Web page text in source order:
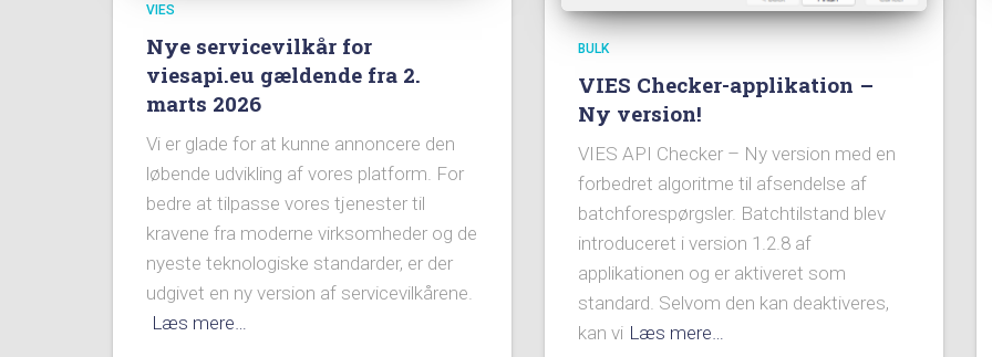
VIES
Nye servicevilkår for
viesapi.eu gældende fra 2.
marts 2026
Vi er glade for at kunne annoncere den
løbende udvikling af vores platform. For
bedre at tilpasse vores tjenester til
kravene fra moderne virksomheder og de
nyeste teknologiske standarder, er der
udgivet en ny version af servicevilkårene.
Læs mere…
BULK
VIES Checker-applikation –
Ny version!
VIES API Checker – Ny version med en
forbedret algoritme til afsendelse af
batchforespørgsler. Batchtilstand blev
introduceret i version 1.2.8 af
applikationen og er aktiveret som
standard. Selvom den kan deaktiveres,
kan vi Læs mere…